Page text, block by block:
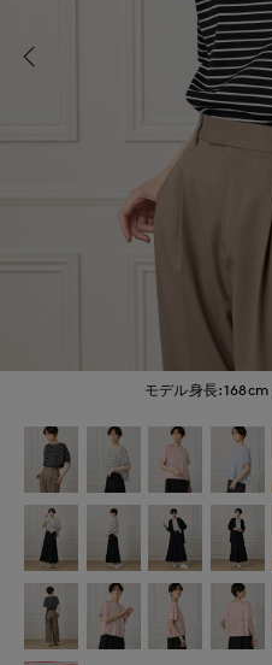
モデル身長:168cm